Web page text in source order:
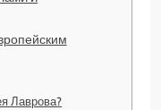
Лаврова?